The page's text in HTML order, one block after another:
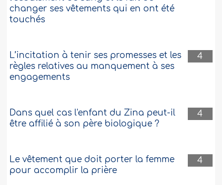
changer ses vêtements qui en ont été
touchés
4
L’incitation à tenir ses promesses et les
règles relatives au manquement à ses
engagements
4
Dans quel cas l'enfant du Zina peut-il
être affilié à son père biologique ?
4
Le vêtement que doit porter la femme
pour accomplir la prière